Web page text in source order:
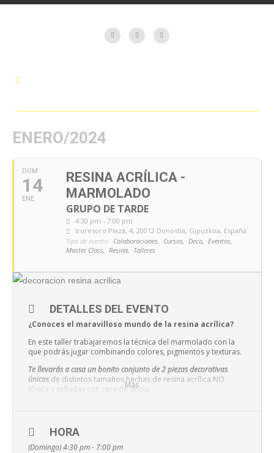
ENERO/2024
DOM
14
ENE
RESINA ACRÍLICA -
MARMOLADO
GRUPO DE TARDE
4:30 pm - 7:00 pm
Iruresoro Plaza, 4, 20012 Donostia, Gipuzkoa, España
Tipo de evento: Colaboraciones, Cursos, Deco, Eventos,
Master Class, Resina, Talleres
Más
DETALLES DEL EVENTO
¿Conoces el maravilloso mundo de la resina acrílica?
En este taller trabajaremos la técnica del marmolado con la
que podrás jugar combinando colores, pigmentos y texturas.
Te llevarás a casa un bonito conjunto de 2 piezas decorativas
únicasde distintos tamaños hechas de resina acrílica NO
tóxica y selladas con cera de abeja.
¿Quieres ver cómo fue el taller anterior? 😉
HORA
(Domingo) 4:30 pm - 7:00 pm